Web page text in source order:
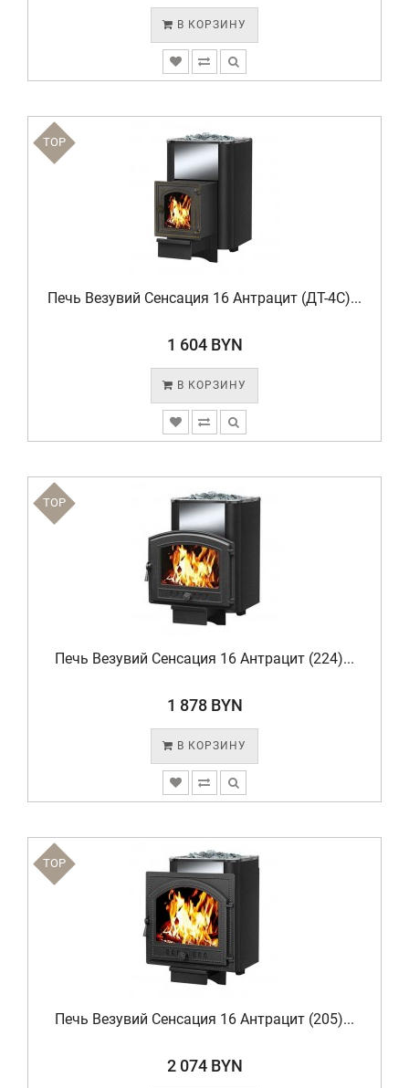
В КОРЗИНУ
TOP
Печь Везувий Сенсация 16 Антрацит (ДТ-4C)...
1 604 BYN
В КОРЗИНУ
TOP
Печь Везувий Сенсация 16 Антрацит (224)...
1 878 BYN
В КОРЗИНУ
TOP
Печь Везувий Сенсация 16 Антрацит (205)...
2 074 BYN